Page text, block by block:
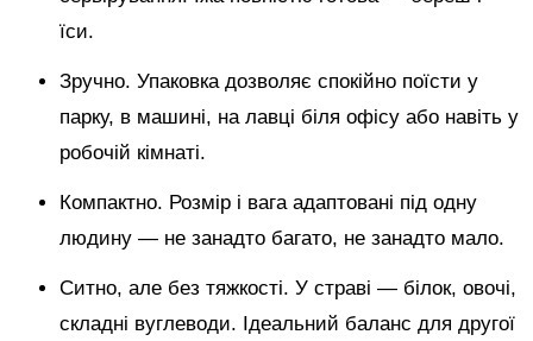
їси.
Зручно. Упаковка дозволяє спокійно поїсти у
парку, в машині, на лавці біля офісу або навіть у
робочій кімнаті.
Компактно. Розмір і вага адаптовані під одну
людину — не занадто багато, не занадто мало.
Ситно, але без тяжкості. У страві — білок, овочі,
складні вуглеводи. Ідеальний баланс для другої